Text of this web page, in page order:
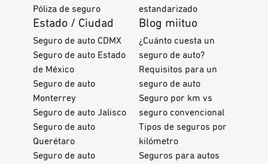
Póliza de seguro
estandarizado
Estado / Ciudad
Seguro de auto CDMX
Seguro de auto Estado
de México
Seguro de auto
Monterrey
Seguro de auto Jalisco
Seguro de auto
Querétaro
Seguro de auto
Blog miituo
¿Cuánto cuesta un
seguro de auto?
Requisitos para un
seguro de auto
Seguro por km vs
seguro convencional
Tipos de seguros por
kilómetro
Seguros para autos